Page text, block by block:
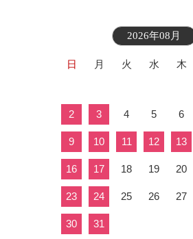
2026年08月
日 月 火 水 木
2 3 4 5 6
9 10 11 12 13
16 17 18 19 20
23 24 25 26 27
30 31